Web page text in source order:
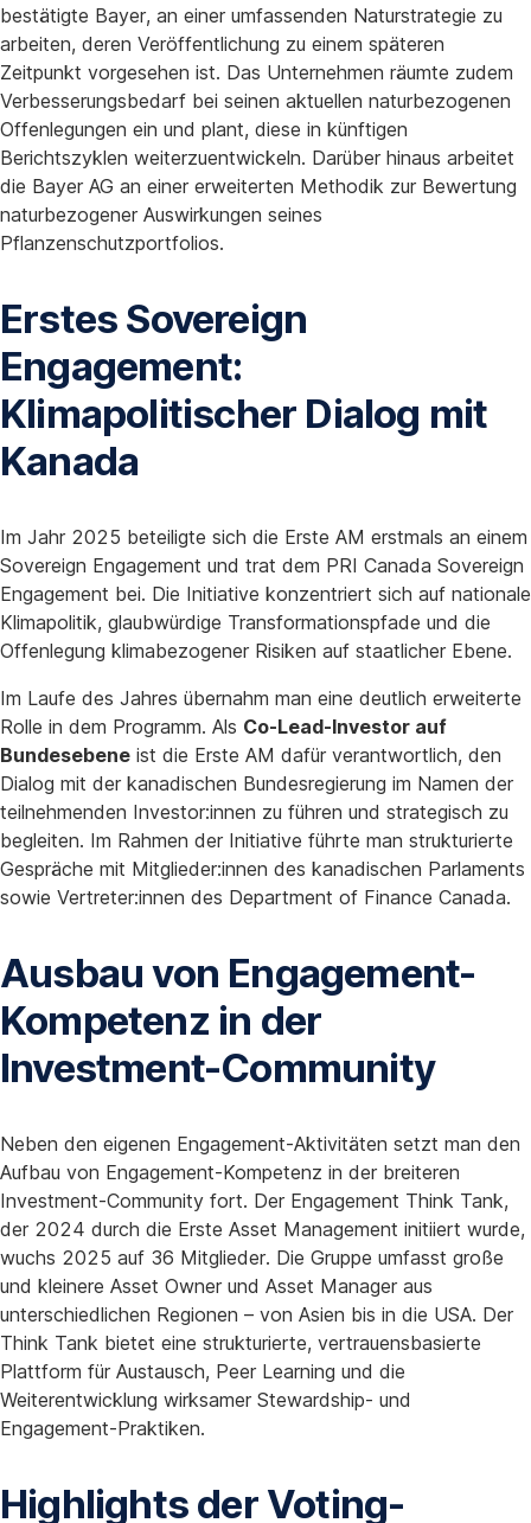
bestätigte Bayer, an einer umfassenden Naturstrategie zu
arbeiten, deren Veröffentlichung zu einem späteren
Zeitpunkt vorgesehen ist. Das Unternehmen räumte zudem
Verbesserungsbedarf bei seinen aktuellen naturbezogenen
Offenlegungen ein und plant, diese in künftigen
Berichtszyklen weiterzuentwickeln. Darüber hinaus arbeitet
die Bayer AG an einer erweiterten Methodik zur Bewertung
naturbezogener Auswirkungen seines
Pflanzenschutzportfolios.
Erstes Sovereign
Engagement:
Klimapolitischer Dialog mit
Kanada
Im Jahr 2025 beteiligte sich die Erste AM erstmals an einem
Sovereign Engagement und trat dem PRI Canada Sovereign
Engagement bei. Die Initiative konzentriert sich auf nationale
Klimapolitik, glaubwürdige Transformationspfade und die
Offenlegung klimabezogener Risiken auf staatlicher Ebene.
Im Laufe des Jahres übernahm man eine deutlich erweiterte
Rolle in dem Programm. Als Co-Lead-Investor auf
Bundesebene ist die Erste AM dafür verantwortlich, den
Dialog mit der kanadischen Bundesregierung im Namen der
teilnehmenden Investor:innen zu führen und strategisch zu
begleiten. Im Rahmen der Initiative führte man strukturierte
Gespräche mit Mitglieder:innen des kanadischen Parlaments
sowie Vertreter:innen des Department of Finance Canada.
Ausbau von Engagement-
Kompetenz in der
Investment-Community
Neben den eigenen Engagement-Aktivitäten setzt man den
Aufbau von Engagement-Kompetenz in der breiteren
Investment-Community fort. Der Engagement Think Tank,
der 2024 durch die Erste Asset Management initiiert wurde,
wuchs 2025 auf 36 Mitglieder. Die Gruppe umfasst große
und kleinere Asset Owner und Asset Manager aus
unterschiedlichen Regionen – von Asien bis in die USA. Der
Think Tank bietet eine strukturierte, vertrauensbasierte
Plattform für Austausch, Peer Learning und die
Weiterentwicklung wirksamer Stewardship- und
Engagement-Praktiken.
Highlights der Voting-